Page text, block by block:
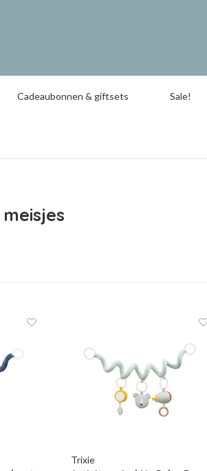
Cadeaubonnen & giftsets Sale!
Trixie